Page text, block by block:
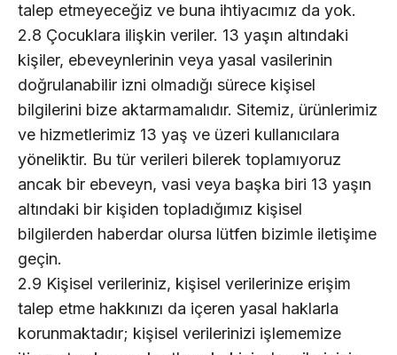
talep etmeyeceğiz ve buna ihtiyacımız da yok.
2.8 Çocuklara ilişkin veriler. 13 yaşın altındaki
kişiler, ebeveynlerinin veya yasal vasilerinin
doğrulanabilir izni olmadığı sürece kişisel
bilgilerini bize aktarmamalıdır. Sitemiz, ürünlerimiz
ve hizmetlerimiz 13 yaş ve üzeri kullanıcılara
yöneliktir. Bu tür verileri bilerek toplamıyoruz
ancak bir ebeveyn, vasi veya başka biri 13 yaşın
altındaki bir kişiden topladığımız kişisel
bilgilerden haberdar olursa lütfen bizimle iletişime
geçin.
2.9 Kişisel verileriniz, kişisel verilerinize erişim
talep etme hakkınızı da içeren yasal haklarla
korunmaktadır; kişisel verilerinizi işlememize